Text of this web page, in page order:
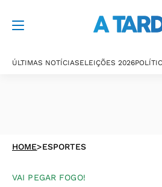
ÚLTIMAS NOTÍCIASELEIÇÕES 2026
HOME>ESPORTES
VAI PEGAR FOGO!